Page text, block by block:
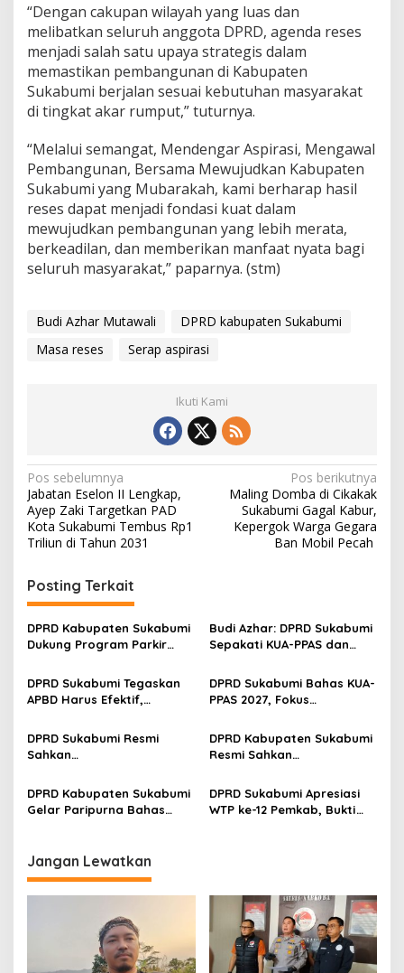
“Dengan cakupan wilayah yang luas dan
melibatkan seluruh anggota DPRD, agenda reses
menjadi salah satu upaya strategis dalam
memastikan pembangunan di Kabupaten
Sukabumi berjalan sesuai kebutuhan masyarakat
di tingkat akar rumput,” tuturnya.
“Melalui semangat, Mendengar Aspirasi, Mengawal
Pembangunan, Bersama Mewujudkan Kabupaten
Sukabumi yang Mubarakah, kami berharap hasil
reses dapat menjadi fondasi kuat dalam
mewujudkan pembangunan yang lebih merata,
berkeadilan, dan memberikan manfaat nyata bagi
seluruh masyarakat,” paparnya. (stm)
Budi Azhar Mutawali
DPRD kabupaten Sukabumi
Masa reses
Serap aspirasi
Ikuti Kami
N
a
v
i
g
a
s
i
p
o
s
Pos sebelumnya
Jabatan Eselon II Lengkap,
Ayep Zaki Targetkan PAD
Kota Sukabumi Tembus Rp1
Triliun di Tahun 2031
Pos berikutnya
Maling Domba di Cikakak
Sukabumi Gagal Kabur,
Kepergok Warga Gegara
Ban Mobil Pecah
Posting Terkait
DPRD Kabupaten Sukabumi
Dukung Program Parkir
Kesan Wisatawan Sangat
Menentukan
Budi Azhar: DPRD Sukabumi
Sepakati KUA-PPAS dan
Mandiri
DPRD Sukabumi Tegaskan
APBD Harus Efektif,
ke Rakyat
DPRD Sukabumi Bahas KUA-
PPAS 2027, Fokus
pendidikan
DPRD Sukabumi Resmi
Sahkan
2025, Apresiasi WTP ke-12
dan Beri Catatan Strategis
DPRD Kabupaten Sukabumi
Resmi Sahkan
2025, Apresiasi WTP ke-12
dan Beri Catatan Strategis
DPRD Kabupaten Sukabumi
Gelar Paripurna Bahas
Strategis
DPRD Sukabumi Apresiasi
WTP ke-12 Pemkab, Bukti
Jangan Lewatkan